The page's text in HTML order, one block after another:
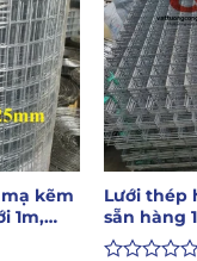
kẽm
1m,
Lưới thép
sẵn hàng
1mx10m